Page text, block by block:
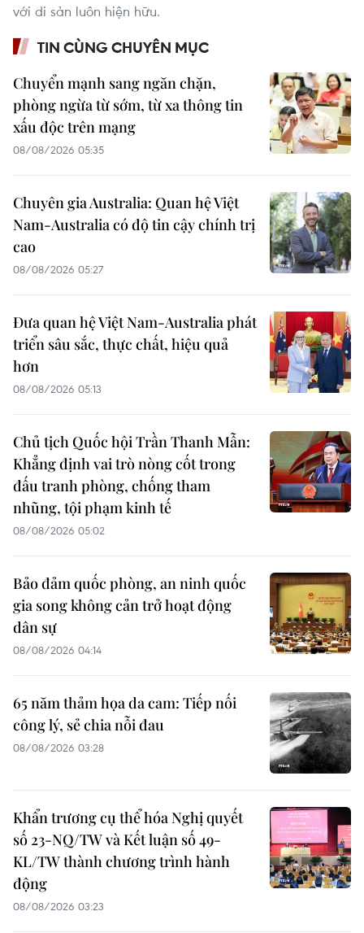
với di sản luôn hiện hữu.
TIN CÙNG CHUYÊN MỤC
Chuyển mạnh sang ngăn chặn,
phòng ngừa từ sớm, từ xa thông tin
xấu độc trên mạng
08/08/2026 05:35
Chuyên gia Australia: Quan hệ Việt
Nam-Australia có độ tin cậy chính trị
cao
08/08/2026 05:27
Đưa quan hệ Việt Nam-Australia phát
triển sâu sắc, thực chất, hiệu quả
hơn
08/08/2026 05:13
Chủ tịch Quốc hội Trần Thanh Mẫn:
Khẳng định vai trò nòng cốt trong
đấu tranh phòng, chống tham
nhũng, tội phạm kinh tế
08/08/2026 05:02
Bảo đảm quốc phòng, an ninh quốc
gia song không cản trở hoạt động
dân sự
08/08/2026 04:14
65 năm thảm họa da cam: Tiếp nối
công lý, sẻ chia nỗi đau
08/08/2026 03:28
Khẩn trương cụ thể hóa Nghị quyết
số 23-NQ/TW và Kết luận số 49-
KL/TW thành chương trình hành
động
08/08/2026 03:23